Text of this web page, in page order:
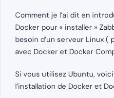
Comment je l’ai dit en
Docker pour « installer »
besoin d’un serveur Linux (
avec Docker et Docker
Si vous utilisez Ubuntu,
l’installation de Docker et